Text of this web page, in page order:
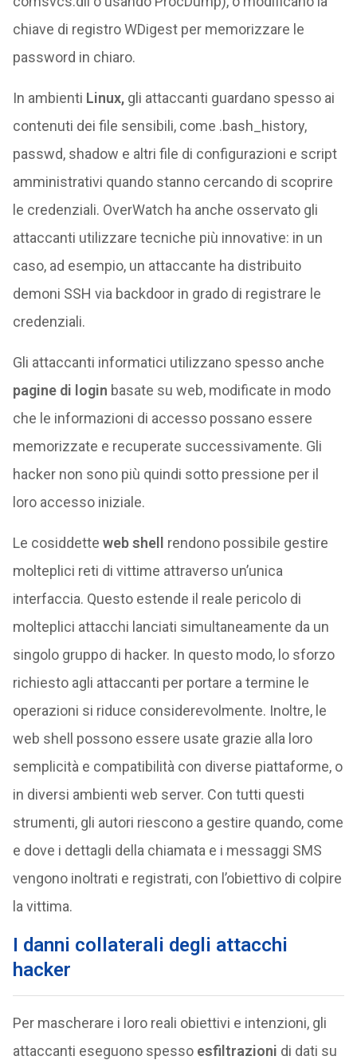
chiave di registro WDigest per memorizzare le
password in chiaro.
In ambienti Linux,gli attaccanti guardano spesso ai
contenuti dei file sensibili, come .bash_history,
passwd, shadow e altri file di configurazioni e script
amministrativi quando stanno cercando di scoprire
le credenziali. OverWatch ha anche osservato gli
attaccanti utilizzare tecniche più innovative: in un
caso, ad esempio, un attaccante ha distribuito
demoni SSH via backdoor in grado di registrare le
credenziali.
Gli attaccanti informatici utilizzano spesso anche
pagine di login basate su web, modificate in modo
che le informazioni di accesso possano essere
memorizzate e recuperate successivamente. Gli
hacker non sono più quindi sotto pressione per il
loro accesso iniziale.
Le cosiddette web shell
rendono possibile gestire
molteplici reti di vittime attraverso un’unica
interfaccia. Questo estende il reale pericolo di
molteplici attacchi lanciati simultaneamente da un
singolo gruppo di hacker. In questo modo, lo sforzo
richiesto agli attaccanti per portare a termine le
operazioni si riduce considerevolmente. Inoltre, le
web shell possono essere usate grazie alla loro
semplicità e compatibilità con diverse piattaforme, o
in diversi ambienti web server. Con tutti questi
strumenti, gli autori riescono a gestire quando, come
e dove i dettagli della chiamata e i messaggi SMS
vengono inoltrati e registrati, con l’obiettivo di colpire
la vittima.
I danni collaterali degli attacchi
hacker
Per mascherare i loro reali obiettivi e intenzioni, gli
attaccanti eseguono spesso esfiltrazioni di dati su